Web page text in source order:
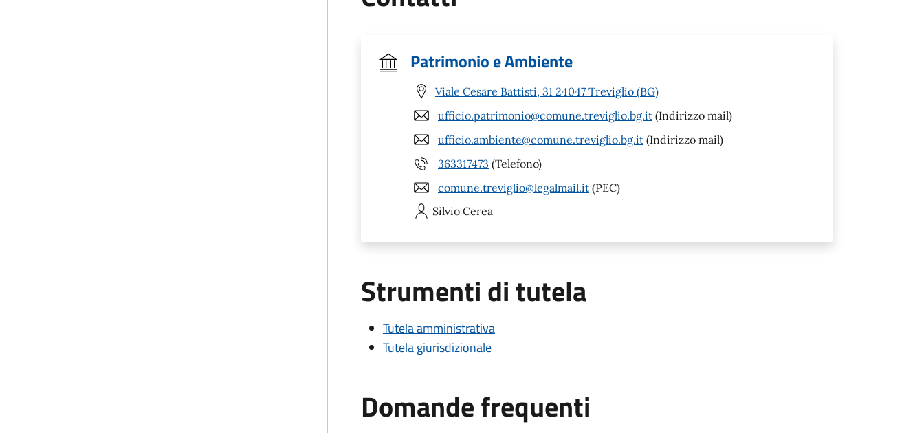
Patrimonio e Ambiente
Viale Cesare Battisti, 31 24047 Treviglio (BG)
ufficio.patrimonio@comune.treviglio.bg.it (Indirizzo mail)
ufficio.ambiente@comune.treviglio.bg.it (Indirizzo mail)
363317473 (Telefono)
comune.treviglio@legalmail.it (PEC)
Silvio Cerea
Strumenti di tutela
Tutela amministrativa
Tutela giurisdizionale
Domande frequenti